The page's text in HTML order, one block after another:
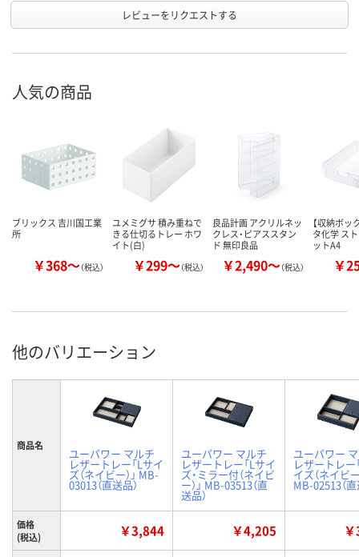
レビューをリクエストする
人気の商品
ブリックス 吉川国工業
所
￥368～（税込）
ユメミグサ 積み重ねで
きる仕切るトレー ホワ
イト(白)
￥299～（税込）
良品計画 アクリルネッ
クレス・ピアススタン
ド 無印良品
￥2,490～（税込）
【収納ボッ
タ化学 ス
ットA4
￥
他のバリエーション
商品名
ユーパワー マルチ
レザートレー「Lサイ
ズ（ネイビー）」 MB-
03013（直送品）
ユーパワー マルチ
レザートレー「Lサイ
ズ・ミラー付（ネイビ
ー）」 MB-03513（直
送品）
ユーパワー
レザートレー
イズ（ネイビー
MB-02513（直
価格
(税込)
￥3,844 ￥4,205